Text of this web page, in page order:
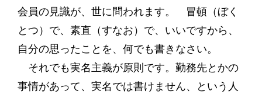
会員の見識が、世に問われます。 冒頓（ぼく
とつ）で、素直（すなお）で、いいですから、
自分の思ったことを、何でも書きなさい。
それでも実名主義が原則です。勤務先とかの
事情があって、実名では書けません、という人